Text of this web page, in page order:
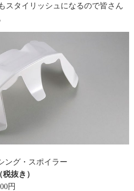
スタイリッシュになるので皆さん
ング・スポイラー
抜き）
円